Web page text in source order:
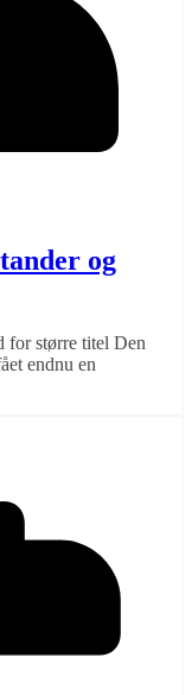
og
for større titel Den
endnu en